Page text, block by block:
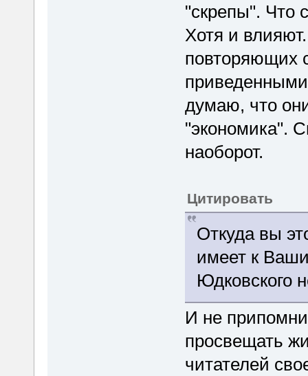
"скрепы". Что
Хотя и
повторяющих
думаю, что
"экономика".
наоборот.
Цитировать
Откуда вы
имеет к
Юдковского
И не
просвещать
читателей